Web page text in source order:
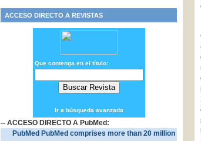
ACCESO DIRECTO A REVISTAS
Que contenga en el título:
Ir a búsqueda avanzada
-- ACCESO DIRECTO A PubMed:
PubMed PubMed comprises more than 20 million